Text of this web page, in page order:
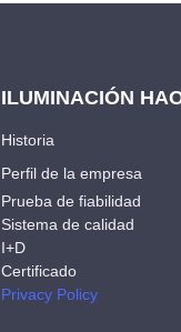
ILUMINACIÓN
Historia
Perfil de la empresa
Prueba de fiabilidad
Sistema de calidad
I+D
Certificado
Privacy Policy